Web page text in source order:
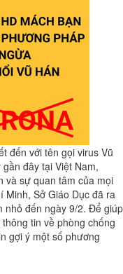
đến với tên gọi virus Vũ
đây tại Việt Nam,
và sự quan tâm của mọi
Minh, Sở Giáo Dục đã ra
nhỏ đến ngày 9/2. Để giúp
tin về phòng chống
gợi ý một số phương